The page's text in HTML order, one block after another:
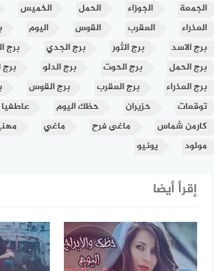
الجمعة
الجوزاء الحمل الخميس
العذراء
العقرب القوس اليوم
برج الاسد
برج الثور برج الجدي
برج
برج الحمل
برج الحوت برج الدلو
برج العذراء
برج العقرب برج القوس
توقعات
حزيران حظك اليوم عاطفيا
كارمن شماس
ماغى فرح ماغي
مولود
يونيو
إقرأ أيضا